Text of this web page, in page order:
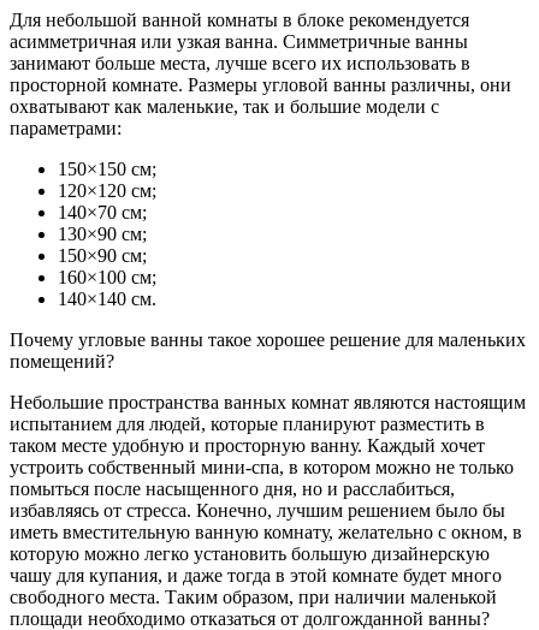
Для небольшой ванной комнаты в блоке рекомендуется
асимметричная или узкая ванна. Симметричные ванны
занимают больше места, лучше всего их использовать в
просторной комнате. Размеры угловой ванны различны, они
охватывают как маленькие, так и большие модели с
параметрами:
150×150 см;
120×120 см;
140×70 см;
130×90 см;
150×90 см;
160×100 см;
140×140 см.
Почему угловые ванны такое хорошее решение для маленьких
помещений?
Небольшие пространства ванных комнат являются настоящим
испытанием для людей, которые планируют разместить в
таком месте удобную и просторную ванну. Каждый хочет
устроить собственный мини-спа, в котором можно не только
помыться после насыщенного дня, но и расслабиться,
избавляясь от стресса. Конечно, лучшим решением было бы
иметь вместительную ванную комнату, желательно с окном, в
которую можно легко установить большую дизайнерскую
чашу для купания, и даже тогда в этой комнате будет много
свободного места. Таким образом, при наличии маленькой
площади необходимо отказаться от долгожданной ванны?